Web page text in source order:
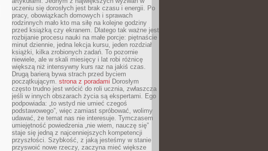
uczeniu się dorosłych jest brak czasu i energii. Po
pracy, obowiązkach domowych i sprawach
rodzinnych mało kto ma siłę na kolejne godziny
przed książką czy ekranem. Dlatego tak ważne jest
rozbijanie procesu nauki na małe porcje: piętnaście
minut dziennie, jedna lekcja kursu, jeden rozdział
książki, kilka zrobionych zadań. To pozornie
niewiele, ale w skali miesięcy i lat robi różnicę
większą niż intensywny kurs raz na jakiś czas.
Drugą barierą bywa strach przed byciem
początkującym. strona z poradami Dorosłym
często trudno jest wrócić do roli ucznia, zwłaszcza
jeśli w innych obszarach życia są ekspertami. Ego
podpowiada: „to wstyd nie umieć czegoś
podstawowego”, więc zamiast spróbować, wolimy
udawać, że temat nas nie interesuje. Tymczasem
umiejętność powiedzenia „nie wiem, nauczę się”
staje się jedną z najcenniejszych kompetencji
przyszłości. Szybkość, z jaką jesteśmy w stanie
przyswoić nowe rzeczy, zaczyna mieć większe